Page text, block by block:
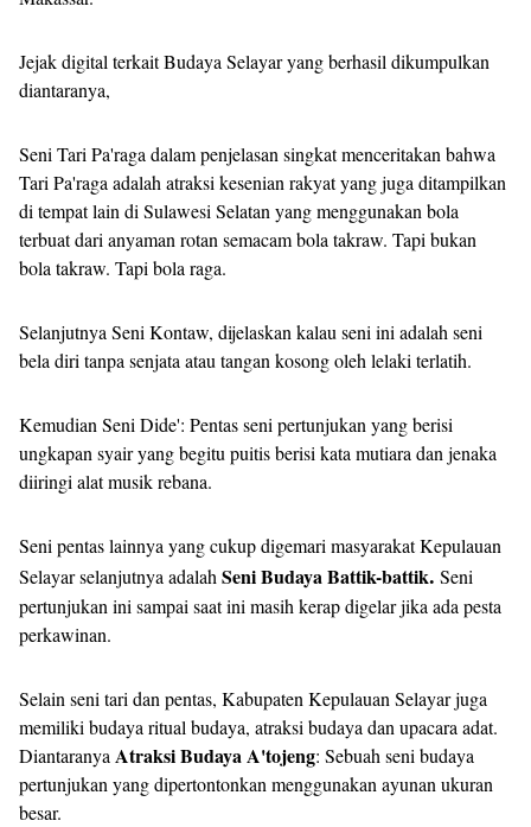
Jejak digital terkait Budaya Selayar yang berhasil dikumpulkan
diantaranya,
Seni Tari Pa'raga dalam penjelasan singkat menceritakan bahwa
Tari Pa'raga adalah atraksi kesenian rakyat yang juga ditampilkan
di tempat lain di Sulawesi Selatan yang menggunakan bola
terbuat dari anyaman rotan semacam bola takraw. Tapi bukan
bola takraw. Tapi bola raga.
Selanjutnya Seni Kontaw, dijelaskan kalau seni ini adalah seni
bela diri tanpa senjata atau tangan kosong oleh lelaki terlatih.
Kemudian Seni Dide': Pentas seni pertunjukan yang berisi
ungkapan syair yang begitu puitis berisi kata mutiara dan jenaka
diiringi alat musik rebana.
Seni pentas lainnya yang cukup digemari masyarakat Kepulauan
Selayar selanjutnya adalah Seni Budaya Battik-battik. Seni
pertunjukan ini sampai saat ini masih kerap digelar jika ada pesta
perkawinan.
Selain seni tari dan pentas, Kabupaten Kepulauan Selayar juga
memiliki budaya ritual budaya, atraksi budaya dan upacara adat.
Diantaranya Atraksi Budaya A'tojeng: Sebuah seni budaya
pertunjukan yang dipertontonkan menggunakan ayunan ukuran
besar.